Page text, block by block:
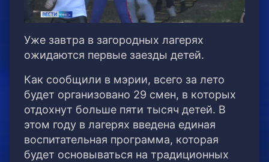
Уже завтра в загородных лагерях
ожидаются первые заезды детей.
Как сообщили в мэрии, всего за лето
будет организовано 29 смен, в которых
отдохнут больше пяти тысяч детей. В
этом году в лагерях введена единая
воспитательная программа, которая
будет основываться на традиционных